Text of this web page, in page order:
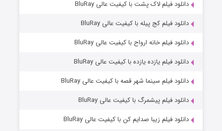
دانلود فیلم لاک پشت با کیفیت عالی BluRay
دانلود فیلم کج‌ پیله با کیفیت عالی BluRay
دانلود فیلم خانه ارواح با کیفیت عالی BluRay
دانلود فیلم یازده یازده با کیفیت عالی BluRay
دانلود فیلم سینما شهر قصه با کیفیت عالی BluRay
دانلود فیلم پیشمرگ با کیفیت عالی BluRay
دانلود فیلم زیبا صدایم کن با کیفیت عالی BluRay